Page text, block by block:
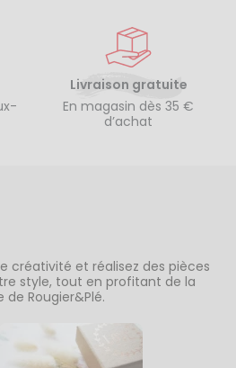
Livraison gratuite
En magasin dès 35 €
d’achat
créativité et réalisez des pièces
style, tout en profitant de la
Rougier&Plé.